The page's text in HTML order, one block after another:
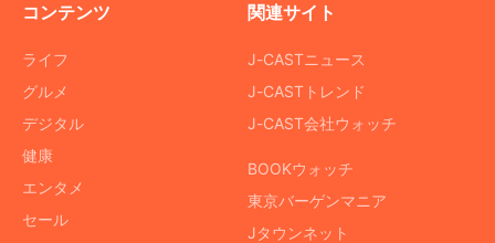
コンテンツ
ライフ
グルメ
デジタル
健康
エンタメ
セール
関連サイト
J-CASTニュース
J-CASTトレンド
J-CAST会社ウォッチ
BOOKウォッチ
東京バーゲンマニア
Jタウンネット